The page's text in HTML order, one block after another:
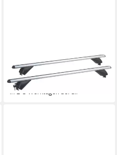
Dachträger
79,99 €
in 2-3 Werktagen bei dir